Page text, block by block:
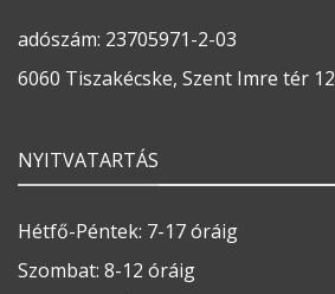
adószám: 23705971-2-03
6060 Tiszakécske, Szent Imre tér 12
NYITVATARTÁS
Hétfő-Péntek: 7-17 óráig
Szombat: 8-12 óráig